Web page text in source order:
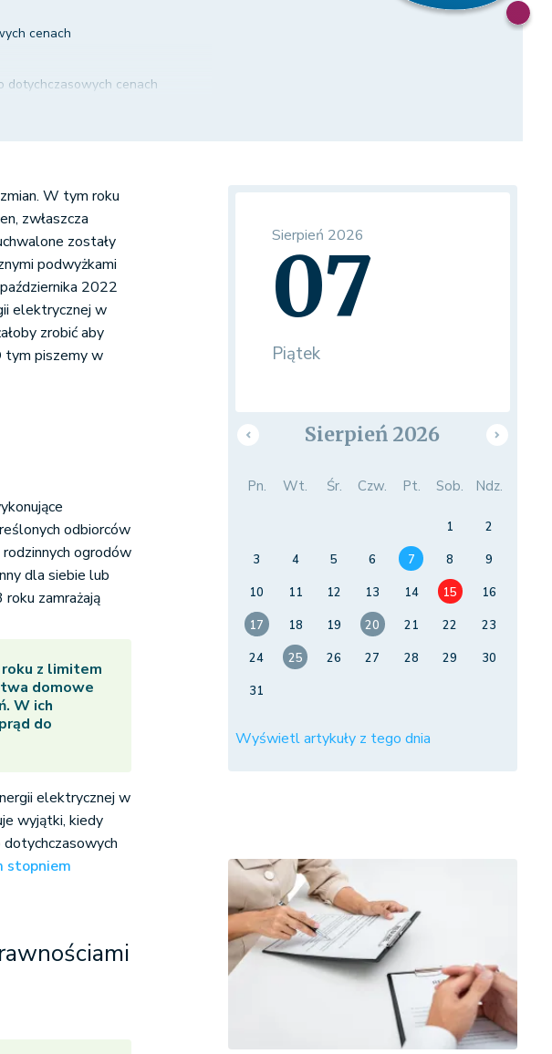
cenach
dotychczasowych cenach
W tym roku
zwłaszcza
zostały
podwyżkami
2022
elektrycznej w
zrobić aby
tym piszemy w
odbiorców
ogrodów
dla siebie lub
zamrażają
z limitem
domowe
W ich
do
elektrycznej w
wyjątki, kiedy
stopniem
Sierpień 2026
07
Piątek
Sierpień 2026
Pn. Wt. Śr. Czw. Pt. Sob. Ndz.
1
2
3
4 5 6 7 8
9
10
11 12 13 14 15
16
17
18 19 20 21 22
23
24
25 26 27 28 29
30
31
Wyświetl artykuły z tego dnia